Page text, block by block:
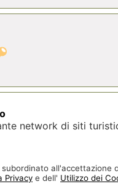
network di siti
all'accettazione
Privacy e dell' Utilizzo dei